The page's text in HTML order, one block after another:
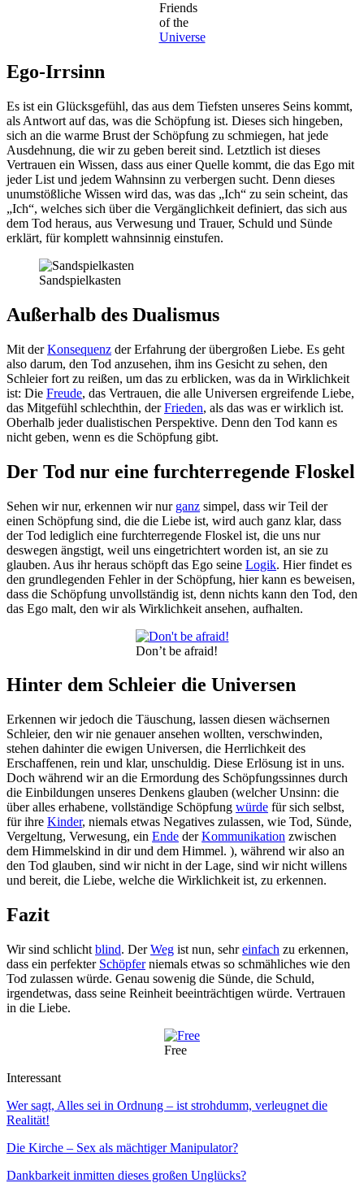
Friends
of the
Universe
Ego-Irrsinn
Es ist ein Glücksgefühl, das aus dem Tiefsten unseres Seins kommt,
als Antwort auf das, was die Schöpfung ist. Dieses sich hingeben,
sich an die warme Brust der Schöpfung zu schmiegen, hat jede
Ausdehnung, die wir zu geben bereit sind. Letztlich ist dieses
Vertrauen ein Wissen, dass aus einer Quelle kommt, die das Ego mit
jeder List und jedem Wahnsinn zu verbergen sucht. Denn dieses
unumstößliche Wissen wird das, was das „Ich“ zu sein scheint, das
„Ich“, welches sich über die Vergänglichkeit definiert, das sich aus
dem Tod heraus, aus Verwesung und Trauer, Schuld und Sünde
erklärt, für komplett wahnsinnig einstufen.
Sandspielkasten
Außerhalb des Dualismus
Mit derKonsequenz der Erfahrung der übergroßen Liebe. Es geht
also darum, den Tod anzusehen, ihm ins Gesicht zu sehen, den
Schleier fort zu reißen, um das zu erblicken, was da in Wirklichkeit
ist: Die Freude, das Vertrauen, die alle Universen ergreifende Liebe,
das Mitgefühl schlechthin, derFrieden, als das was er wirklich ist.
Oberhalb jeder dualistischen Perspektive. Denn den Tod kann es
nicht geben, wenn es die Schöpfung gibt.
Der Tod nur eine furchterregende Floskel
Sehen wir nur, erkennen wir nur ganz simpel, dass wir Teil der
einen Schöpfung sind, die die Liebe ist, wird auch ganz klar, dass
der Tod lediglich eine furchterregende Floskel ist, die uns nur
deswegen ängstigt, weil uns eingetrichtert worden ist, an sie zu
glauben. Aus ihr heraus schöpft das Ego seine Logik. Hier findet es
den grundlegenden Fehler in der Schöpfung, hier kann es beweisen,
dass die Schöpfung unvollständig ist, denn nichts kann den Tod, den
das Ego malt, den wir als Wirklichkeit ansehen, aufhalten.
Don’t be afraid!
Hinter dem Schleier die Universen
Erkennen wir jedoch die Täuschung, lassen diesen wächsernen
Schleier, den wir nie genauer ansehen wollten, verschwinden,
stehen dahinter die ewigen Universen, die Herrlichkeit des
Erschaffenen, rein und klar, unschuldig. Diese Erlösung ist in uns.
Doch während wir an die Ermordung des Schöpfungssinnes durch
die Einbildungen unseres Denkens glauben (welcher Unsinn: die
über alles erhabene, vollständige Schöpfung würde für sich selbst,
für ihre Kinder, niemals etwas Negatives zulassen, wie Tod, Sünde,
Vergeltung, Verwesung, ein Ende derKommunikation zwischen
dem Himmelskind in dir und dem Himmel. ), während wir also an
den Tod glauben, sind wir nicht in der Lage, sind wir nicht willens
und bereit, die Liebe, welche die Wirklichkeit ist, zu erkennen.
Fazit
Wir sind schlicht blind. DerWeg ist nun, sehreinfach zu erkennen,
dass ein perfekter Schöpferniemals etwas so schmähliches wie den
Tod zulassen würde. Genau sowenig die Sünde, die Schuld,
irgendetwas, dass seine Reinheit beeinträchtigen würde. Vertrauen
in die Liebe.
Free
Interessant
Wer sagt, Alles sei in Ordnung – ist strohdumm, verleugnet die
Realität!
Die Kirche – Sex als mächtiger Manipulator?
Dankbarkeit inmitten dieses großen Unglücks?